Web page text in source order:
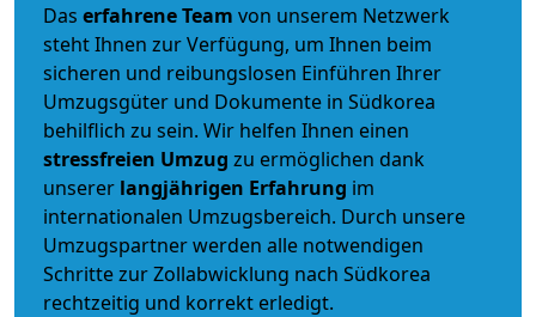
Das erfahrene Team von unserem Netzwerk
steht Ihnen zur Verfügung, um Ihnen beim
sicheren und reibungslosen Einführen Ihrer
Umzugsgüter und Dokumente in Südkorea
behilflich zu sein. Wir helfen Ihnen einen
stressfreien Umzug zu ermöglichen dank
unserer langjährigen Erfahrung im
internationalen Umzugsbereich. Durch unsere
Umzugspartner werden alle notwendigen
Schritte zur Zollabwicklung nach Südkorea
rechtzeitig und korrekt erledigt.